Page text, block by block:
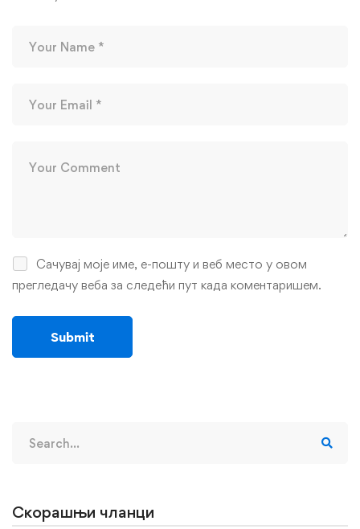
Сачувај моје име, е-пошту и веб место у овом
прегледачу веба за следећи пут када коментаришем.
for:
Скорашњи чланци